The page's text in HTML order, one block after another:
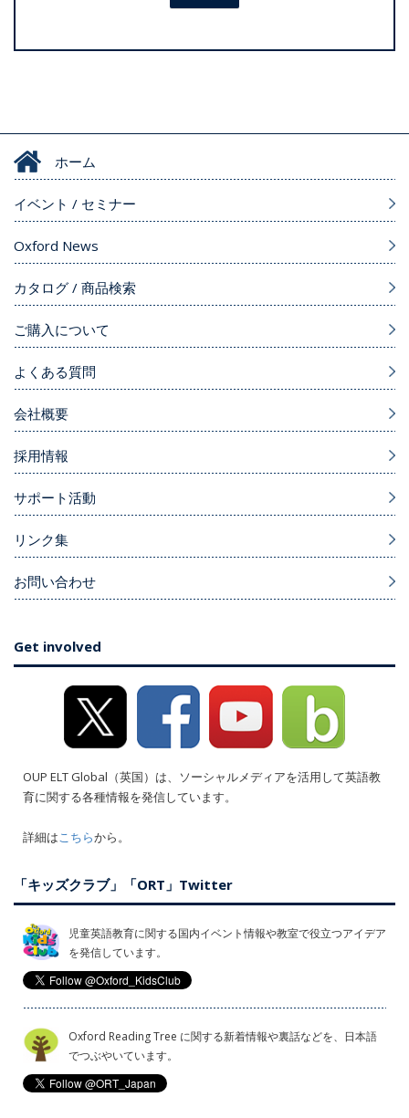
ホーム
イベント / セミナー
Oxford News
カタログ / 商品検索
ご購入について
よくある質問
会社概要
採用情報
サポート活動
リンク集
お問い合わせ
Get involved
OUP ELT Global（英国）は、ソーシャルメディアを活用して英語教
育に関する各種情報を発信しています。
詳細はこちらから。
「キッズクラブ」「ORT」Twitter
児童英語教育に関する国内イベント情報や教室で役立つアイデア
を発信しています。
Oxford Reading Tree に関する新着情報や裏話などを、日本語
でつぶやいています。